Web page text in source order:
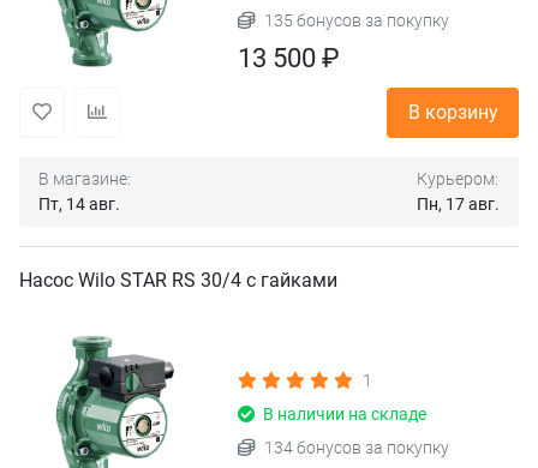
135 бонусов за покупку
13 500 ₽
В корзину
В магазине:
Пт, 14 авг.
Курьером:
Пн, 17 авг.
Насос Wilo STAR RS 30/4 с гайками
1
В наличии на складе
134 бонусов за покупку